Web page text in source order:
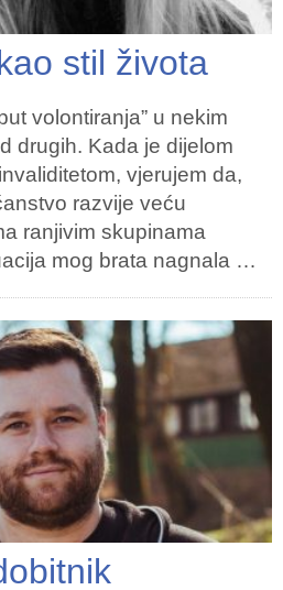
stil života
volontiranja” u nekim
drugih. Kada je dijelom
vjerujem da,
razvije veću
ranjivim skupinama
mog brata nagnala …